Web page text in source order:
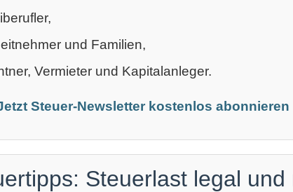
und Familien,
Vermieter und Kapitalanleger.
Steuer-Newsletter kostenlos abonnieren
Steuerlast legal und